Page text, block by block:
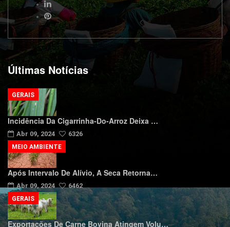
Últimas Notícias
Incidência Da Cigarrinha-Do-Arroz Deixa …
Abr 09, 2024 6326
GERAIS
Após Intervalo De Alívio, A Seca Retorna…
Abr 09, 2024 6462
MEIO AMBIENTE
Exportações De Carne Bovina Atingem Volu…
GERAIS